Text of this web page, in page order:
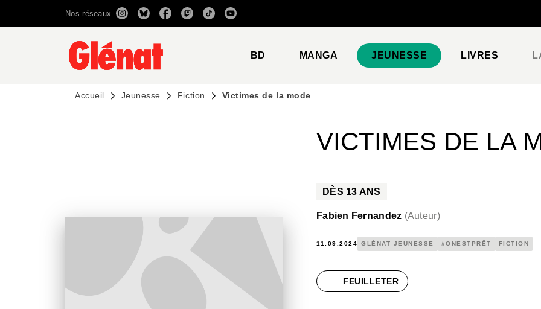
RECHERCHE CONTENU
Nos réseaux
BD MANGA JEUNESSE LIVRES
Accueil Jeunesse Fiction Victimes de la mode
VICTIMES DE LA
DÈS 13 ANS
Fabien Fernandez (Auteur)
11.09.2024 GLÉNAT JEUNESSE #ONESTPRÊT FICTION
FEUILLETER